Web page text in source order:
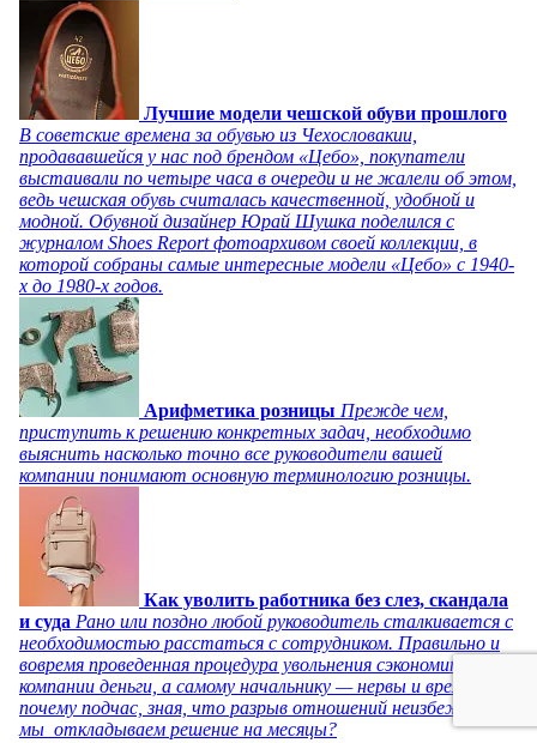
Лучшие модели чешской обуви прошлого
В советские времена за обувью из Чехословакии,
продававшейся у нас под брендом «Цебо», покупатели
выстаивали по четыре часа в очереди и не жалели об этом,
ведь чешская обувь считалась качественной, удобной и
модной. Обувной дизайнер Юрай Шушка поделился с
журналом Shoes Report фотоархивом своей коллекции, в
которой собраны самые интересные модели «Цебо» с 1940-
х до 1980-х годов.
Арифметика розницы Прежде чем,
приступить к решению конкретных задач, необходимо
выяснить насколько точно все руководители вашей
компании понимают основную терминологию розницы.
Как уволить работника без слез, скандала
и суда Рано или поздно любой руководитель сталкивается с
необходимостью расстаться с сотрудником. Правильно и
вовремя проведенная процедура увольнения сэкономит
компании деньги, а самому начальнику — нервы и время. Но
почему подчас, зная, что разрыв отношений неизбежен,
мы откладываем решение на месяцы?